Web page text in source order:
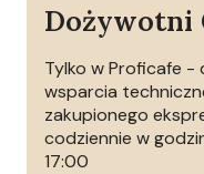
Dożywotni
Tylko w Proficafe -
wsparcia
zakupionego
codziennie w
17:00